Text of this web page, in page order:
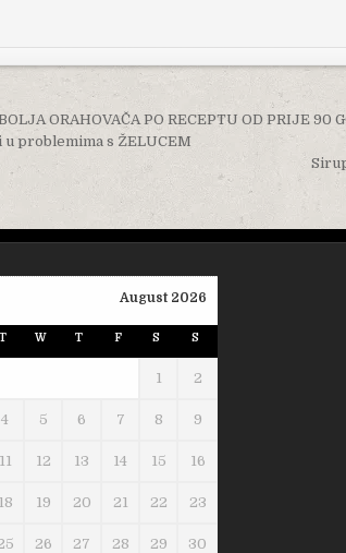
navigation
ORAHOVAČA PO RECEPTU OD PRIJE
u problemima s ŽELUCEM
August 2026
T W T F S S
1 2
4 5 6 7 8 9
11 12 13 14 15 16
18 19 20 21 22 23
26 27 28 29 30